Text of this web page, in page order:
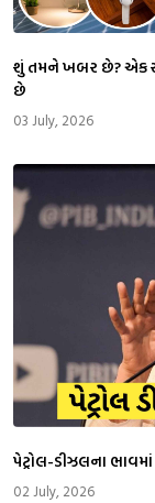
શું તમને ખબર છે? એક
છે
03 July, 2026
પેટ્રોલ-ડીઝલના
02 July, 2026